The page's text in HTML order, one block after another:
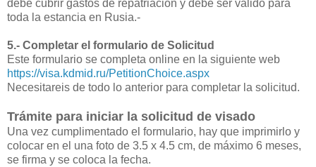
debe cubrir gastos de repatriación y debe ser valido para
toda la estancia en Rusia.-
5.- Completar el formulario de Solicitud
Este formulario se completa online en la siguiente web
https://visa.kdmid.ru/PetitionChoice.aspx
Necesitareis de todo lo anterior para completar la solicitud.
Trámite para iniciar la solicitud de visado
Una vez cumplimentado el formulario, hay que imprimirlo y
colocar en el una foto de 3.5 x 4.5 cm, de máximo 6 meses,
se firma y se coloca la fecha.